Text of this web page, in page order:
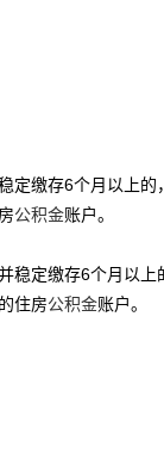
定缴存6个月以上的
公积金账户。
稳定缴存6个月以上
住房公积金账户。